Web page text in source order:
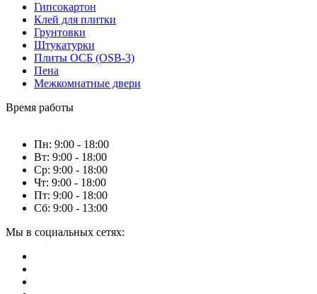
Гипсокартон
Клей для плитки
Грунтовки
Штукатурки
Плиты ОСБ (OSB-3)
Пена
Межкомнатные двери
Время работы
Пн: 9:00 - 18:00
Вт: 9:00 - 18:00
Ср: 9:00 - 18:00
Чт: 9:00 - 18:00
Пт: 9:00 - 18:00
Сб: 9:00 - 13:00
Мы в социальных сетях: